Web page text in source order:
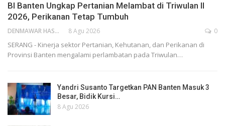
BI Banten Ungkap Pertanian Melambat di Triwulan II
2026, Perikanan Tetap Tumbuh
DENMAWAR HASANUDIN 8 Agu 2026 0
SERANG - Kinerja sektor Pertanian, Kehutanan, dan Perikanan di
Provinsi Banten mengalami perlambatan pada Triwulan…
Yandri Susanto Targetkan PAN Banten Masuk 3
Besar, Bidik Kursi…
8 Agu 2026